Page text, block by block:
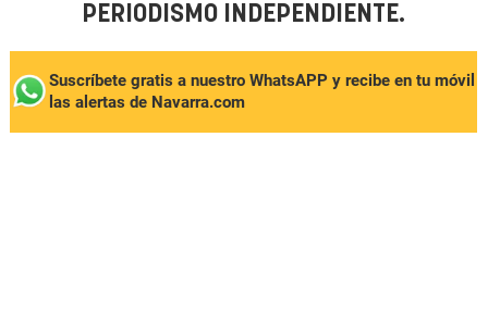
PERIODISMO INDEPENDIENTE.
Suscríbete gratis a nuestro WhatsAPP y recibe en tu móvil
las alertas de Navarra.com